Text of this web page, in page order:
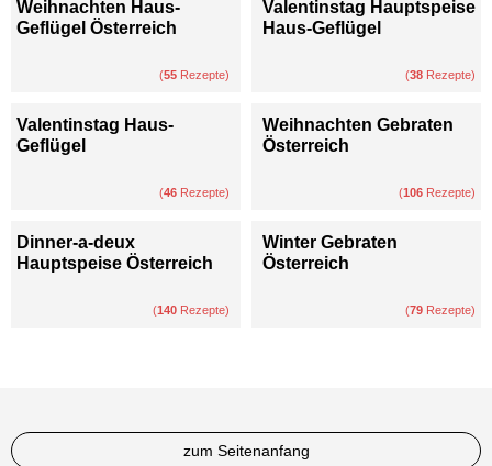
Weihnachten Haus-
Geflügel Österreich
(55 Rezepte)
Valentinstag Hauptspeise
Haus-Geflügel
(38 Rezepte)
Valentinstag Haus-
Geflügel
(46 Rezepte)
Weihnachten Gebraten
Österreich
(106 Rezepte)
Dinner-a-deux
Hauptspeise Österreich
(140 Rezepte)
Winter Gebraten
Österreich
(79 Rezepte)
zum Seitenanfang